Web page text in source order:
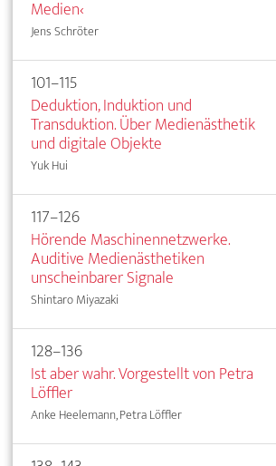
Medien‹
Jens Schröter
101–115
Deduktion, Induktion und
Transduktion. Über Medienästhetik
und digitale Objekte
Yuk Hui
117–126
Hörende Maschinennetzwerke.
Auditive Medienästhetiken
unscheinbarer Signale
Shintaro Miyazaki
128–136
Ist aber wahr. Vorgestellt von Petra
Löffler
Anke Heelemann, Petra Löffler